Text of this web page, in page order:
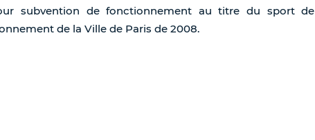
subvention de fonctionnement au titre du sport de
de la Ville de Paris de 2008.